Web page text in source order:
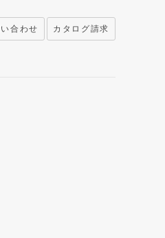
合わせ カタログ請求